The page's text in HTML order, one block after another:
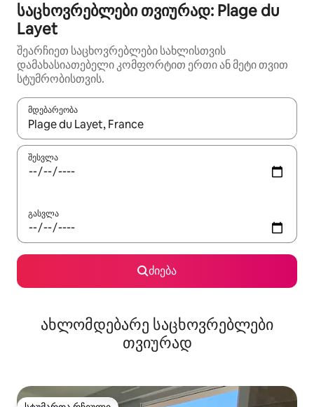
საცხოვრებლები თვიურად: Plage du
Layet
შეარჩიეთ საცხოვრებლები სახლისთვის
დამახასიათებელი კომფორტით ერთი ან მეტი თვით
სტუმრობისთვის.
მდებარეობა
როცა შედეგები ხელმისაწვდომი გახდება, ნავიგაციისთვის
შესვლა
გასვლა
ძიება
ახლომდებარე საცხოვრებლები
თვიურად